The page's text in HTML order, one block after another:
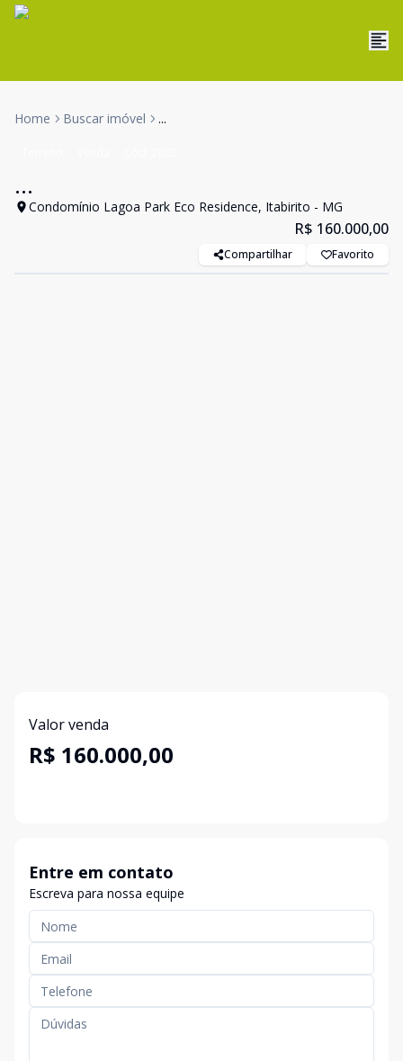
Home Buscar imóvel ...
...
Condomínio Lagoa Park Eco Residence, Itabirito - MG
R$ 160.000,00
Compartilhar Favorito
Valor venda
R$ 160.000,00
Entre em contato
Escreva para nossa equipe